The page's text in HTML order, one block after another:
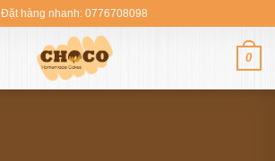
Đặt hàng nhanh: 0776708098
0